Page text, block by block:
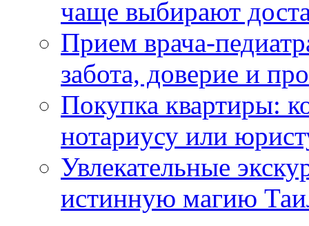
чаще выбирают
Прием врача-
забота, доверие и
Покупка квартиры:
нотариусу или
Увлекательные
истинную магию